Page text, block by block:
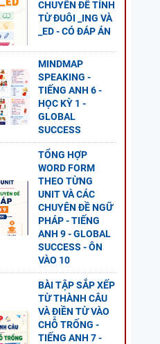
CHUYÊN ĐỀ TÍNH
TỪ ĐUÔI _ING VÀ
_ED - CÓ ĐÁP ÁN
MINDMAP
SPEAKING -
TIẾNG ANH 6 -
HỌC KỲ 1 -
GLOBAL
SUCCESS
TỔNG HỢP
WORD FORM
THEO TỪNG
UNIT VÀ CÁC
CHUYÊN ĐỀ NGỮ
PHÁP - TIẾNG
ANH 9 - GLOBAL
SUCCESS - ÔN
VÀO 10
BÀI TẬP SẮP XẾP
TỪ THÀNH CÂU
VÀ ĐIỀN TỪ VÀO
CHỖ TRỐNG -
TIẾNG ANH 7 -